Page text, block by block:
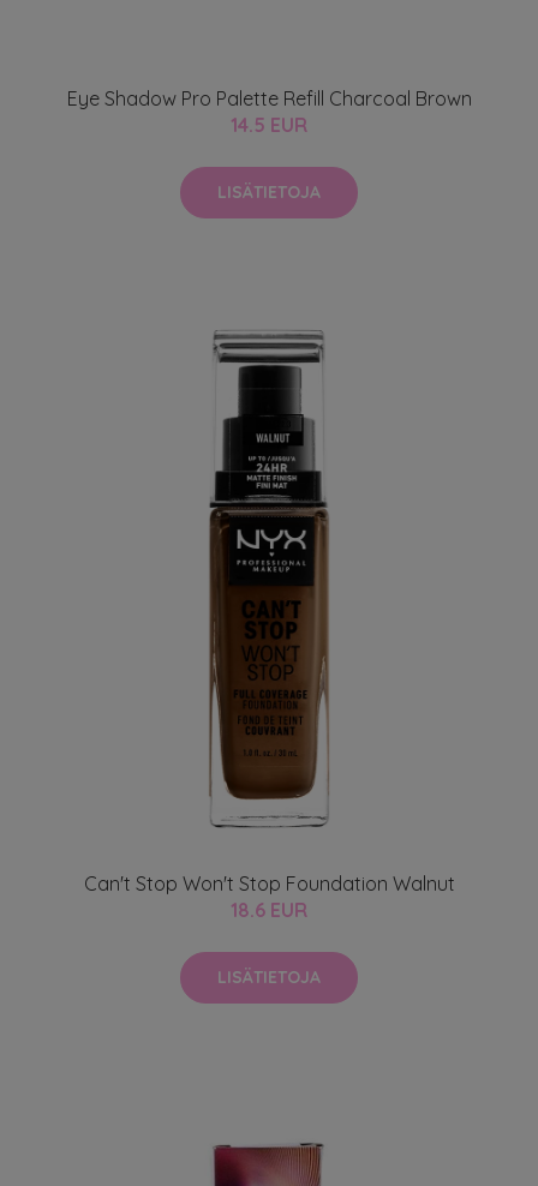
Eye Shadow Pro Palette Refill Charcoal Brown
14.5 EUR
LISÄTIETOJA
Can't Stop Won't Stop Foundation Walnut
18.6 EUR
LISÄTIETOJA